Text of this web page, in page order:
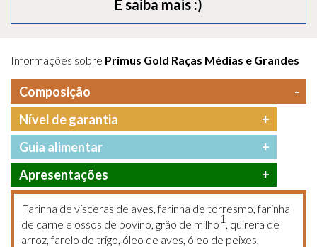
E saiba mais :)
Informações sobre Primus Gold Raças Médias e Grandes
Composição
Nível de garantia
Guia alimentar
Apresentações
Farinha de vísceras de aves, farinha de torresmo, farinha
de carne e ossos de bovino, grão de milho1 , quirera de
arroz, farelo de trigo, óleo de aves, óleo de peixes,